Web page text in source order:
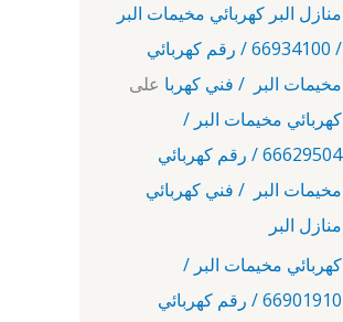
منازل البر كهربائي مخيمات البر
/ 66934100 / رقم كهربائي
مخيمات البر / فني كهربا على
كهربائي مخيمات البر /
66629504 / رقم كهربائي
مخيمات البر / فني كهربائي
منازل البر
كهربائي مخيمات البر /
66901910 / رقم كهربائي